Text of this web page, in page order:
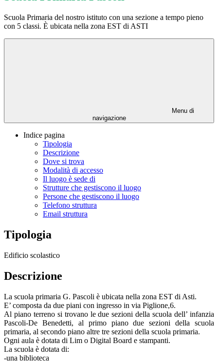
Scuola Primaria del nostro istituto con una sezione a tempo pieno
con 5 classi. È ubicata nella zona EST di ASTI
Menu di
navigazione
Indice pagina
Tipologia
Descrizione
Dove si trova
Modalità di accesso
Il luogo è sede di
Strutture che gestiscono il luogo
Persone che gestiscono il luogo
Telefono struttura
Email struttura
Tipologia
Edificio scolastico
Descrizione
La scuola primaria G. Pascoli è ubicata nella zona EST di Asti.
E’ composta da due piani con ingresso in via Piglione,6.
Al piano terreno si trovano le due sezioni della scuola dell’ infanzia
Pascoli-De Benedetti, al primo piano due sezioni della scuola
primaria, al secondo piano altre tre sezioni della scuola primaria.
Ogni aula è dotata di Lim o Digital Board e stampanti.
La scuola è dotata di:
-una biblioteca